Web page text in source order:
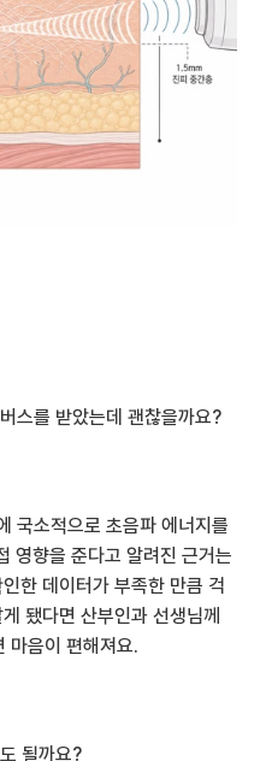
스를 받았는데 괜찮을까요?
국소적으로 초음파 에너지를
영향을 준다고 알려진 근거는
한 데이터가 부족한 만큼 걱
됐다면 산부인과 선생님께
마음이 편해져요.
될까요?